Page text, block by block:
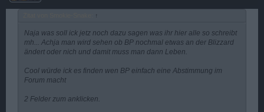
↑
Naja was soll ick jetz noch dazu sagen was ihr hier alle so schreibt
mh... Achja man wird sehen ob BP nochmal etwas an der Blizzard
ändert oder nich und damit muss man dann Leben.
Cool würde ick es finden wen BP einfach eine Abstimmung im
Forum macht
2 Felder zum anklicken.